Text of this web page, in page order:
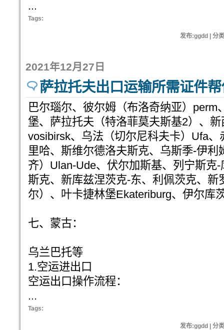
...
Tags:
发布:ggdd | 分
2021年12月27日
萨拉托夫出口运输所需证件
巴尔瑙尔、彼尔姆（布洛奇纳亚）perm
堡、萨拉托夫（特洛菲莫夫斯基2）、
vosibirsk、乌法（切尔尼科夫卡）Ufa
里哈、斯维尔德洛夫斯克、乌斯季-伊利
齐）Ulan-Ude、伏尔加斯基、列宁斯克
斯克、新库兹涅茨克-东、利佩茨克、新
尔）、叶卡捷林堡Ekateriburg、伊尔库
七、蒙古：
乌兰巴托等
1.空运进出口
空运出口操作流程：
...
Tags:
发布:ggdd | 分